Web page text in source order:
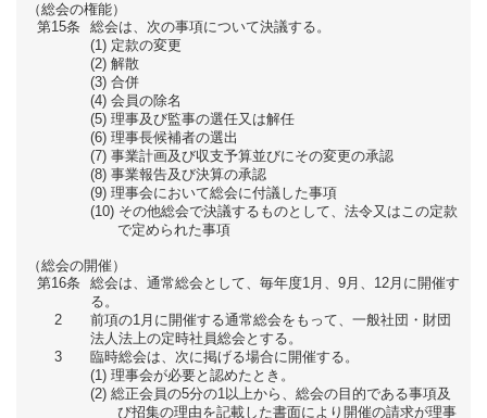
（総会の権能）
第15条
総会は、次の事項について決議する。
定款の変更
解散
合併
会員の除名
理事及び監事の選任又は解任
理事長候補者の選出
事業計画及び収支予算並びにその変更の承認
事業報告及び決算の承認
理事会において総会に付議した事項
その他総会で決議するものとして、法令又はこの定款
で定められた事項
（総会の開催）
第16条
総会は、通常総会として、毎年度1月、9月、12月に開催す
る。
2
前項の1月に開催する通常総会をもって、一般社団・財団
法人法上の定時社員総会とする。
3
臨時総会は、次に掲げる場合に開催する。
理事会が必要と認めたとき。
総正会員の5分の1以上から、総会の目的である事項及
び招集の理由を記載した書面により開催の請求が理事